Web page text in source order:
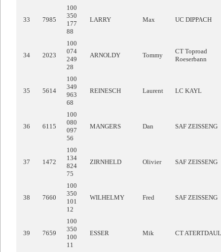
33 7985
100
350
177
88
LARRY Max UC DIPPACH
34 2023
100
074
249
28
ARNOLDY Tommy
CT Toproad
Roeserbann
35 5614
100
349
963
68
REINESCH Laurent LC KAYL
36 6115
100
080
097
56
MANGERS Dan SAF ZEISSENG
37 1472
100
134
824
75
ZIRNHELD Olivier SAF ZEISSENG
38 7660
100
350
101
12
WILHELMY Fred SAF ZEISSENG
39 7659
100
350
100
11
ESSER Mik CT ATERTDAUL